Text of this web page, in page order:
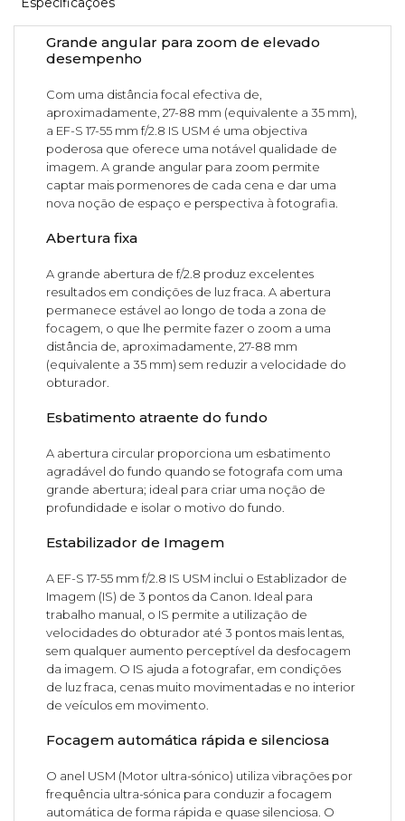
Grande angular para zoom de elevado
desempenho
Com uma distância focal efectiva de,
aproximadamente, 27-88 mm (equivalente a 35 mm),
a EF-S 17-55 mm f/2.8 IS USM é uma objectiva
poderosa que oferece uma notável qualidade de
imagem. A grande angular para zoom permite
captar mais pormenores de cada cena e dar uma
nova noção de espaço e perspectiva à fotografia.
Abertura fixa
A grande abertura de f/2.8 produz excelentes
resultados em condições de luz fraca. A abertura
permanece estável ao longo de toda a zona de
focagem, o que lhe permite fazer o zoom a uma
distância de, aproximadamente, 27-88 mm
(equivalente a 35 mm) sem reduzir a velocidade do
obturador.
Esbatimento atraente do fundo
A abertura circular proporciona um esbatimento
agradável do fundo quando se fotografa com uma
grande abertura; ideal para criar uma noção de
profundidade e isolar o motivo do fundo.
Estabilizador de Imagem
A EF-S 17-55 mm f/2.8 IS USM inclui o Establizador de
Imagem (IS) de 3 pontos da Canon. Ideal para
trabalho manual, o IS permite a utilização de
velocidades do obturador até 3 pontos mais lentas,
sem qualquer aumento perceptível da desfocagem
da imagem. O IS ajuda a fotografar, em condições
de luz fraca, cenas muito movimentadas e no interior
de veículos em movimento.
Focagem automática rápida e silenciosa
O anel USM (Motor ultra-sónico) utiliza vibrações por
frequência ultra-sónica para conduzir a focagem
automática de forma rápida e quase silenciosa. O